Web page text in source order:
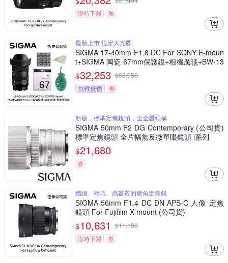
限時下殺
券
最新上市 恆定大光圈
SIGMA 17-40mm F1.8 DC For SONY E-moun
t+SIGMA 陶瓷 67mm保護鏡+相機魔毯+BW-13
0吹球+3030麂皮清潔布 (公司貨)
$32,253 $33,950
挑戰低價
券
新版，標準定焦鏡頭，全金屬結構
SIGMA 50mm F2 DG Contemporary (公司貨)
標準定焦鏡頭 全片幅無反微單眼鏡頭 i系列
$21,680
券
纖細、輕巧、高畫質的廣角定焦鏡
SIGMA 56mm F1.4 DC DN APS-C 人像 定焦
鏡頭 For Fujifilm X-mount (公司貨)
$10,631 $11,190
限時下殺
券